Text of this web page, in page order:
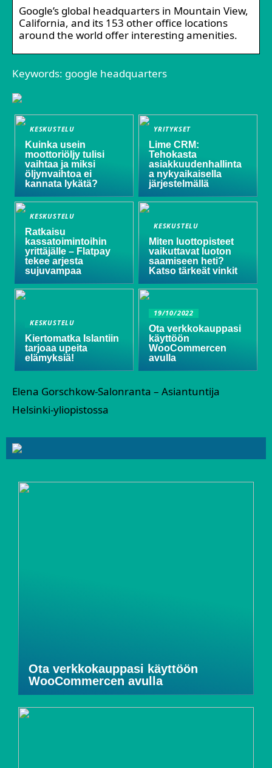
Google’s global headquarters in Mountain View,
California, and its 153 other office locations
around the world offer interesting amenities.
Keywords: google headquarters
KESKUSTELU
Kuinka usein
moottoriöljy tulisi
vaihtaa ja miksi
öljynvaihtoa ei
kannata lykätä?
YRITYKSET
Lime CRM:
Tehokasta
asiakkuudenhallinta
a nykyaikaisella
järjestelmällä
KESKUSTELU
Ratkaisu
kassatoimintoihin
yrittäjälle – Flatpay
tekee arjesta
sujuvampaa
KESKUSTELU
Miten luottopisteet
vaikuttavat luoton
saamiseen heti?
Katso tärkeät vinkit
KESKUSTELU
Kiertomatka Islantiin
tarjoaa upeita
elämyksiä!
19/10/2022
Ota verkkokauppasi
käyttöön
WooCommercen
avulla
Elena Gorschkow-Salonranta – Asiantuntija
Helsinki-yliopistossa
Ota verkkokauppasi käyttöön
WooCommercen avulla